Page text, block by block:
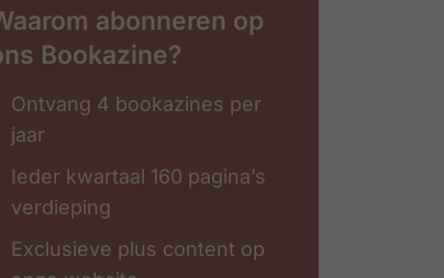
abonneren op
Bookazine?
Ontvang 4 bookazines per
jaar
Ieder kwartaal 160 pagina’s
verdieping
Exclusieve plus content op